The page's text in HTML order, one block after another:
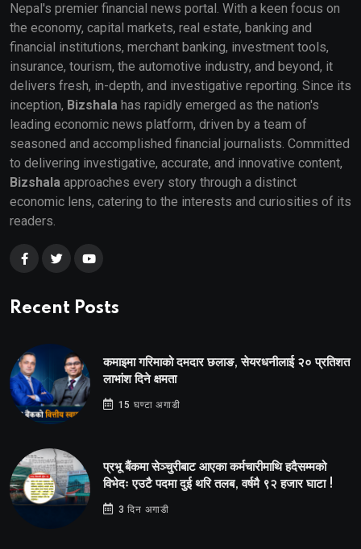
Nepal's premier financial news portal. With a keen focus on
the economy, capital markets, real estate, banking and
financial institutions, merchant banking, investment tools,
insurance, tourism, the automotive industry, and beyond, it
delivers fresh, in-depth, and investigative reporting. Since its
inception, Bizshala has rapidly emerged as the nation's
leading economic news platform, driven by a team of
seasoned and accomplished financial journalists. Committed
to delivering investigative, accurate, and innovative content,
Bizshala approaches every story through a distinct
economic lens, catering to the interests and curiosities of its
readers.
Recent Posts
कमाइमा गरिमाको दमदार छलाङ, सेयरधनीलाई २० प्रतिशत
लाभांश दिने क्षमता
15 घण्टा अगाडी
प्रभू बैंकमा सेञ्चुरीबाट आएका कर्मचारीमाथि हदैसम्मको
विभेदः एउटै पदमा दुई थरि तलब, वर्षमै ९२ हजार घाटा !
3 दिन अगाडी